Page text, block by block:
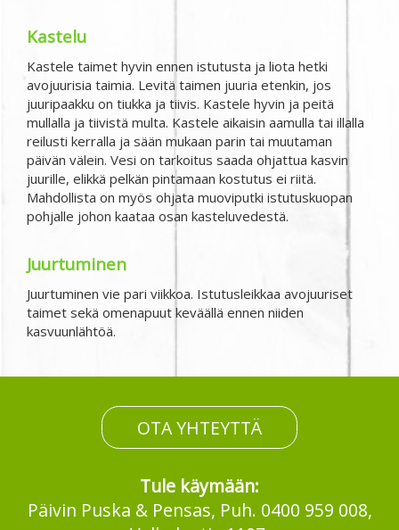
Kastelu
Kastele taimet hyvin ennen istutusta ja liota hetki
avojuurisia taimia. Levitä taimen juuria etenkin, jos
juuripaakku on tiukka ja tiivis. Kastele hyvin ja peitä
mullalla ja tiivistä multa. Kastele aikaisin aamulla tai illalla
reilusti kerralla ja sään mukaan parin tai muutaman
päivän välein. Vesi on tarkoitus saada ohjattua kasvin
juurille, elikkä pelkän pintamaan kostutus ei riitä.
Mahdollista on myös ohjata muoviputki istutuskuopan
pohjalle johon kaataa osan kasteluvedestä.
Juurtuminen
Juurtuminen vie pari viikkoa. Istutusleikkaa avojuuriset
taimet sekä omenapuut keväällä ennen niiden
kasvuunlähtöä.
OTA YHTEYTTÄ
Tule käymään:
Päivin Puska & Pensas, Puh. 0400 959 008,